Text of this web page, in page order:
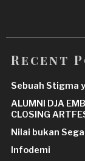
Recent
Sebuah Stigma
ALUMNI DJA
CLOSING
Nilai bukan
Infodemi